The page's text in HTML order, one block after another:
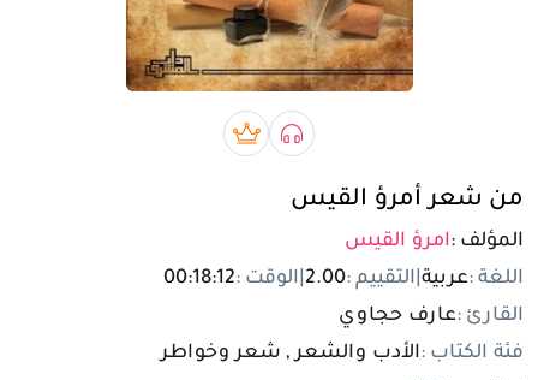
تسجيل الدخول
مستخدم جديد
صوتي bookبريميوم book
من شعر أمرؤ القيس
المؤلف :امرؤ القيس
اللغة :عربية التقييم :2.00 الوقت :00:18:12
القارئ :عارف حجاوي
فئة الكتاب :الأدب والشعر , شعر وخواطر